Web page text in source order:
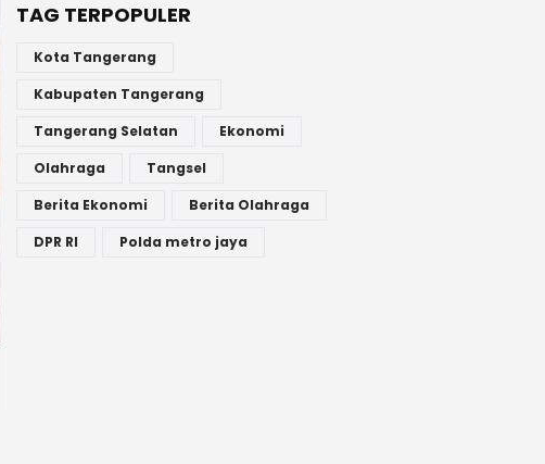
TAG TERPOPULER
Kota Tangerang
Kabupaten Tangerang
Tangerang Selatan
Ekonomi
Olahraga
Tangsel
Berita Ekonomi
Berita Olahraga
DPR RI
Polda metro jaya